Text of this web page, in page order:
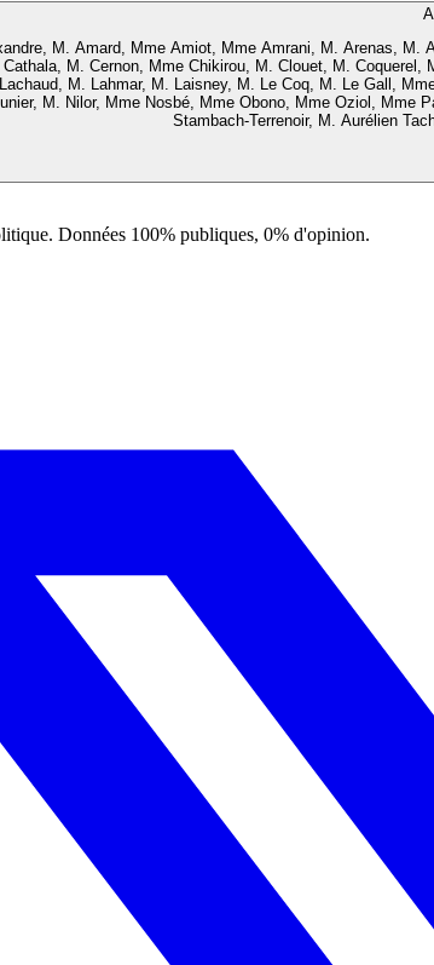
M. Amard, Mme Amiot, Mme Amrani, M. Arenas,
M. Cernon, Mme Chikirou, M. Clouet, M.
M. Lahmar, M. Laisney, M. Le Coq, M. Le Gall,
M. Nilor, Mme Nosbé, Mme Obono, Mme Oziol,
Stambach-Terrenoir, M. Aurélien
Données 100% publiques, 0% d'opinion.